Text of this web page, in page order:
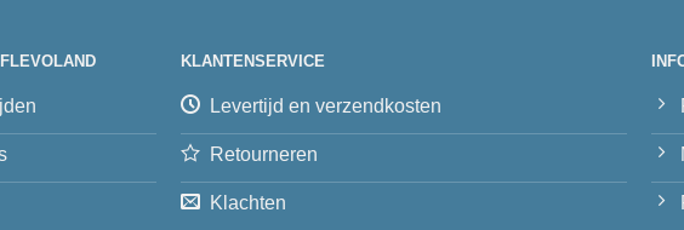
KLANTENSERVICE
Levertijd en verzendkosten
Retourneren
Klachten